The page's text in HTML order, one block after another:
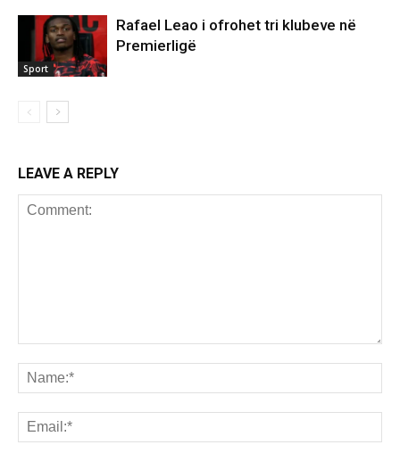
Sport
Rafael Leao i ofrohet tri klubeve në
Premierligë
LEAVE A REPLY